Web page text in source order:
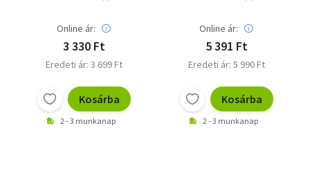
Online ár:
3 330 Ft
Eredeti ár: 3 699 Ft
Kosárba
2 - 3 munkanap
Online ár:
5 391 Ft
Eredeti ár: 5 990 Ft
Kosárba
2 - 3 munkanap